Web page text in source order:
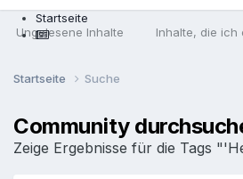
Ungelesene Inhalte Inhalte, die ich
Startseite
Startseite Suche
Community
Zeige Ergebnisse für die Tags